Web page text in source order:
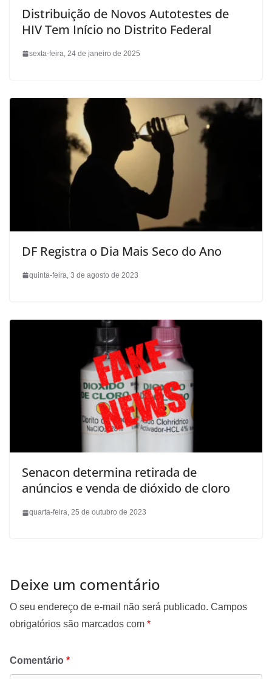
Distribuição de Novos Autotestes de
HIV Tem Início no Distrito Federal
sexta-feira, 24 de janeiro de 2025
DF Registra o Dia Mais Seco do Ano
quinta-feira, 3 de agosto de 2023
Senacon determina retirada de
anúncios e venda de dióxido de cloro
quarta-feira, 25 de outubro de 2023
Deixe um comentário
O seu endereço de e-mail não será publicado. Campos
obrigatórios são marcados com *
Comentário *